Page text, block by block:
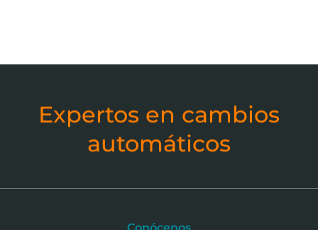
Expertos en cambios
automáticos
Conócenos